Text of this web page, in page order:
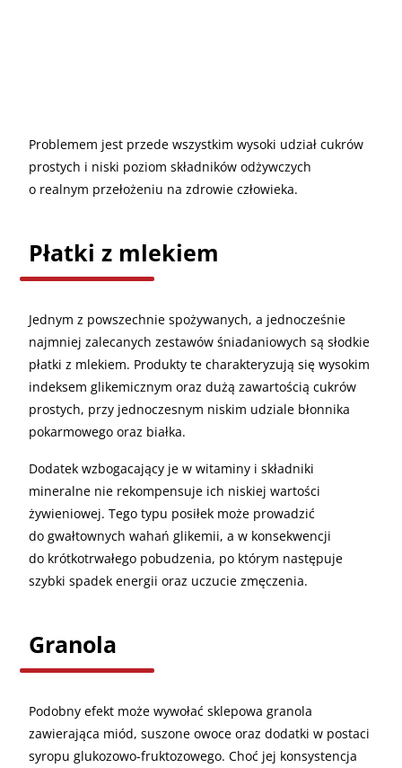
Problemem jest przede wszystkim wysoki udział cukrów
prostych i niski poziom składników odżywczych
o realnym przełożeniu na zdrowie człowieka.
Płatki z mlekiem
Jednym z powszechnie spożywanych, a jednocześnie
najmniej zalecanych zestawów śniadaniowych są słodkie
płatki z mlekiem. Produkty te charakteryzują się wysokim
indeksem glikemicznym oraz dużą zawartością cukrów
prostych, przy jednoczesnym niskim udziale błonnika
pokarmowego oraz białka.
Dodatek wzbogacający je w witaminy i składniki
mineralne nie rekompensuje ich niskiej wartości
żywieniowej. Tego typu posiłek może prowadzić
do gwałtownych wahań glikemii, a w konsekwencji
do krótkotrwałego pobudzenia, po którym następuje
szybki spadek energii oraz uczucie zmęczenia.
Granola
Podobny efekt może wywołać sklepowa granola
zawierająca miód, suszone owoce oraz dodatki w postaci
syropu glukozowo-fruktozowego. Choć jej konsystencja